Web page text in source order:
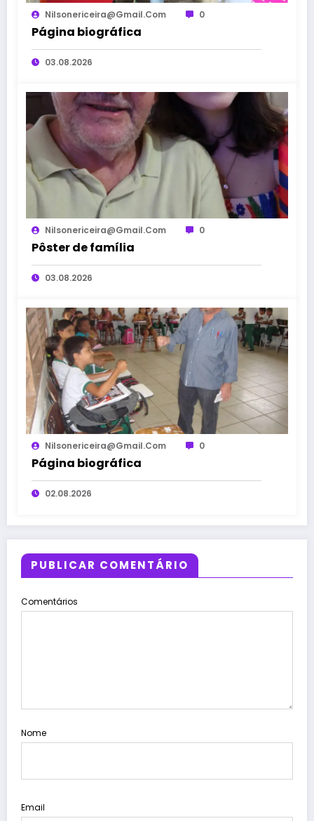
Nilsonericeira@gmail.com 0
Página biográfica
03.08.2026
Nilsonericeira@gmail.com 0
Pôster de família
03.08.2026
Nilsonericeira@gmail.com 0
Página biográfica
02.08.2026
PUBLICAR COMENTÁRIO
Comentários
Nome
Email